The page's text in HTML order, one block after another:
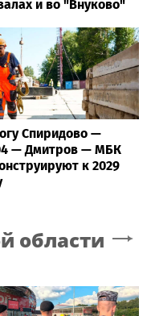
и во "Внуково"
Спиридово —
— Дмитров — МБК
к 2029
области